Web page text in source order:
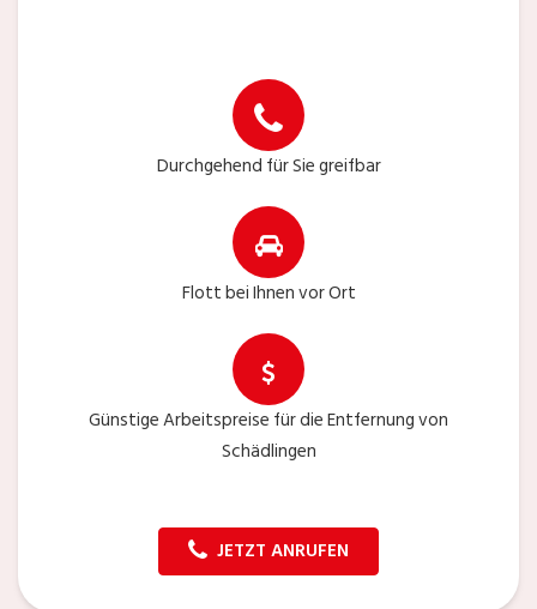
Durchgehend für Sie greifbar
Flott bei Ihnen vor Ort
Günstige Arbeitspreise für die Entfernung von
Schädlingen
JETZT ANRUFEN